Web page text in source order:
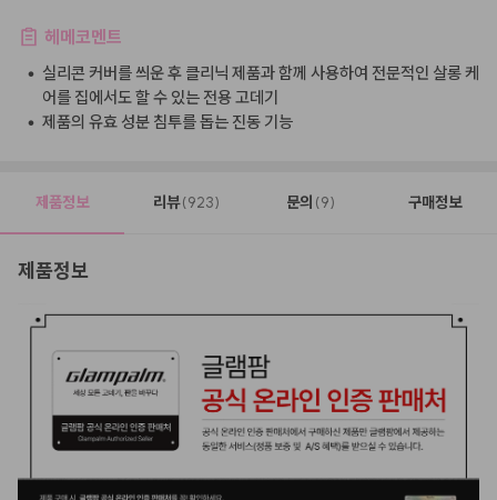
헤메코멘트
• 실리콘 커버를 씌운 후 클리닉 제품과 함께 사용하여 전문적인 살롱 케
어를 집에서도 할 수 있는 전용 고데기
• 제품의 유효 성분 침투를 돕는 진동 기능
제품정보 리뷰(923) 문의 (9) 구매정보
제품정보